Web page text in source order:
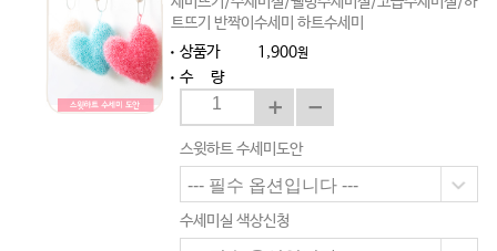
트뜨기 반짝이수세미 하트수세미
상품가
1,900원
수 량
스윗하트 수세미도안
수세미실 색상신청